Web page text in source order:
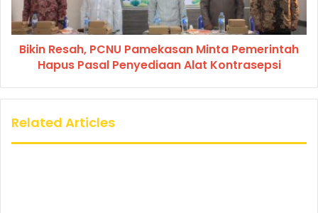
Bikin Resah, PCNU Pamekasan Minta Pemerintah
Hapus Pasal Penyediaan Alat Kontrasepsi
Related Articles